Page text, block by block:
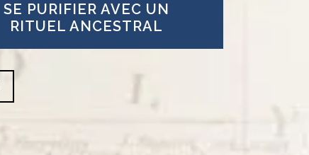
SE PURIFIER AVEC UN
RITUEL ANCESTRAL